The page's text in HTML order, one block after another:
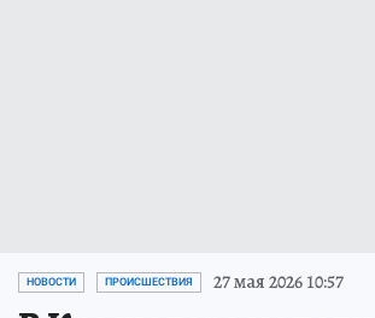
НОВОСТИ ПРОИСШЕСТВИЯ 27 мая 2026 10:57